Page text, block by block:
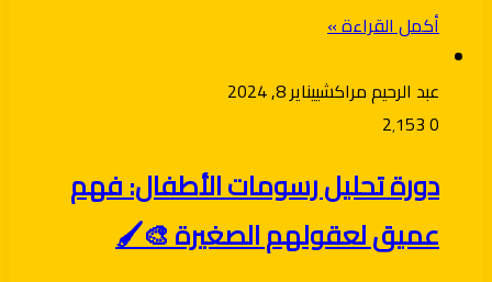
أكمل القراءة »
عبد الرحيم مراكشييناير 8, 2024
0
دورة تحليل رسومات الأطفال: فهم
عميق لعقولهم الصغيرة 🎨🖌️